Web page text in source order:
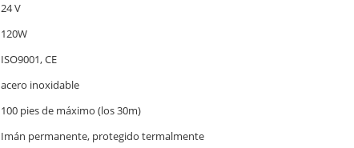
24 V
120W
ISO9001, CE
acero inoxidable
100 pies de máximo (los 30m)
Imán permanente, protegido termalmente